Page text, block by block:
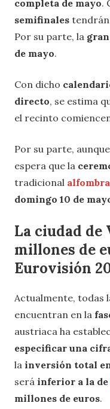
completa de mayo.
semifinales
Por su parte, la
de mayo.
Con dicho
directo, se estima
el recinto
Por su parte, aunque
espera que la
tradicional
domingo 10 de
La ciudad de
millones de
Eurovisión
Actualmente, todas
encuentran en la
austriaca ha
especificar una
la inversión total
será inferior a la de
millones de euros.